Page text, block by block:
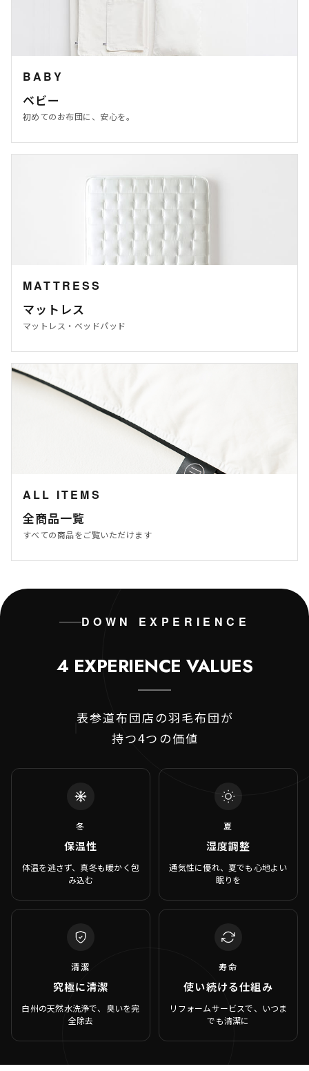
BABY
ベビー
初めてのお布団に、安心を。
MATTRESS
マットレス
マットレス・ベッドパッド
ALL ITEMS
全商品一覧
すべての商品をご覧いただけます
DOWN EXPERIENCE
4 EXPERIENCE VALUES
表参道布団店の羽毛布団が
持つ4つの価値
冬
保温性
体温を逃さず、真冬も暖かく包
み込む
夏
湿度調整
通気性に優れ、夏でも心地よい
眠りを
清潔
究極に清潔
白州の天然水洗浄で、臭いを完
全除去
寿命
使い続ける仕組み
リフォームサービスで、いつま
でも清潔に